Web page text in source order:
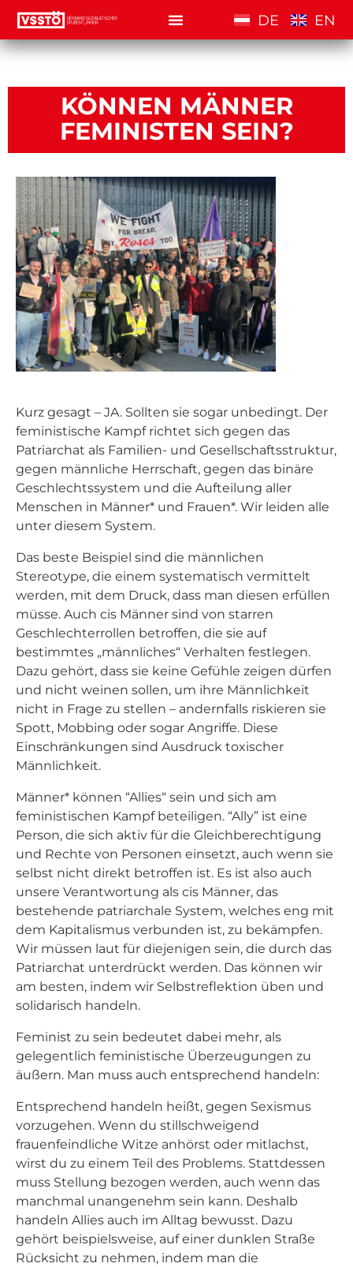
DE EN
KÖNNEN MÄNNER
FEMINISTEN SEIN?
Kurz gesagt – JA. Sollten sie sogar unbedingt. Der
feministische Kampf richtet sich gegen das
Patriarchat als Familien- und Gesellschaftsstruktur,
gegen männliche Herrschaft, gegen das binäre
Geschlechtssystem und die Aufteilung aller
Menschen in Männer* und Frauen*. Wir leiden alle
unter diesem System.
Das beste Beispiel sind die männlichen
Stereotype, die einem systematisch vermittelt
werden, mit dem Druck, dass man diesen erfüllen
müsse. Auch cis Männer sind von starren
Geschlechterrollen betroffen, die sie auf
bestimmtes „männliches“ Verhalten festlegen.
Dazu gehört, dass sie keine Gefühle zeigen dürfen
und nicht weinen sollen, um ihre Männlichkeit
nicht in Frage zu stellen – andernfalls riskieren sie
Spott, Mobbing oder sogar Angriffe. Diese
Einschränkungen sind Ausdruck toxischer
Männlichkeit.
Männer* können “Allies“ sein und sich am
feministischen Kampf beteiligen. “Ally” ist eine
Person, die sich aktiv für die Gleichberechtigung
und Rechte von Personen einsetzt, auch wenn sie
selbst nicht direkt betroffen ist. Es ist also auch
unsere Verantwortung als cis Männer, das
bestehende patriarchale System, welches eng mit
dem Kapitalismus verbunden ist, zu bekämpfen.
Wir müssen laut für diejenigen sein, die durch das
Patriarchat unterdrückt werden. Das können wir
am besten, indem wir Selbstreflektion üben und
solidarisch handeln.
Feminist zu sein bedeutet dabei mehr, als
gelegentlich feministische Überzeugungen zu
äußern. Man muss auch entsprechend handeln:
Entsprechend handeln heißt, gegen Sexismus
vorzugehen. Wenn du stillschweigend
frauenfeindliche Witze anhörst oder mitlachst,
wirst du zu einem Teil des Problems. Stattdessen
muss Stellung bezogen werden, auch wenn das
manchmal unangenehm sein kann. Deshalb
handeln Allies auch im Alltag bewusst. Dazu
gehört beispielsweise, auf einer dunklen Straße
Rücksicht zu nehmen, indem man die